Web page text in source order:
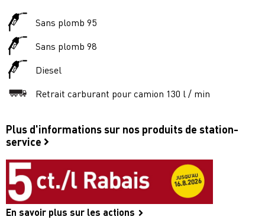
Sans plomb 95
Sans plomb 98
Diesel
Retrait carburant pour camion 130 l / min
Plus d'informations sur nos produits de station-
service
En savoir plus sur les actions